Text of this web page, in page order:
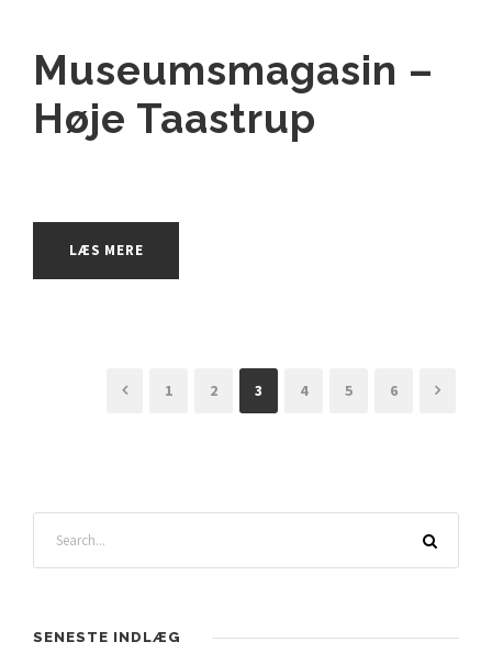
Museumsmagasin –
Høje Taastrup
LÆS MERE
1 2 3 4 5 6
SENESTE INDLÆG